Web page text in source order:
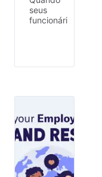
seus
funcionári